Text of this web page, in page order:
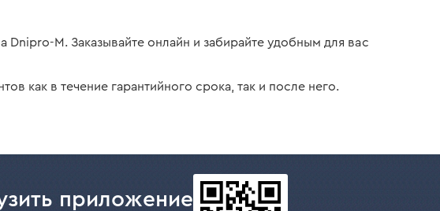
M. Заказывайте онлайн и забирайте удобным для вас
как в течение гарантийного срока, так и после него.
приложение